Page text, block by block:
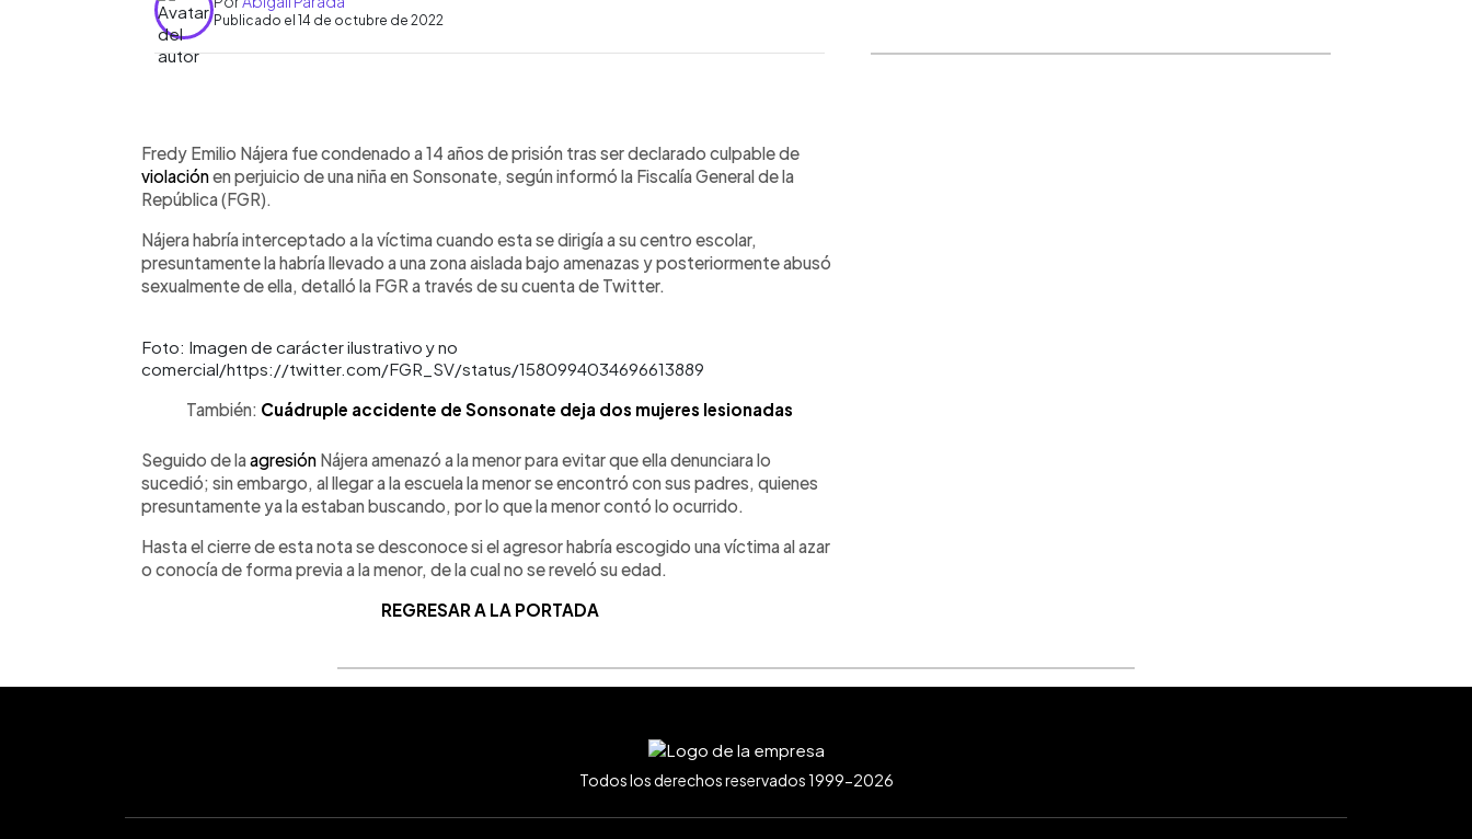
Publicado el 14 de octubre de 2022
► Escuchar artículo
Fredy Emilio Nájera fue condenado a 14 años de prisión tras ser declarado culpable de
violaciónen perjuicio de una niña en Sonsonate, según informó la Fiscalía General de la
República (FGR).
Nájera habría interceptado a la víctima cuando esta se dirigía a su centro escolar,
presuntamente la habría llevado a una zona aislada bajo amenazas y posteriormente abusó
sexualmente de ella, detalló la FGR a través de su cuenta de Twitter.
Foto: Imagen de carácter ilustrativo y no
comercial/https://twitter.com/FGR_SV/status/1580994034696613889
También: Cuádruple accidente de Sonsonate deja dos mujeres lesionadas
Seguido de laagresión Nájera amenazó a la menor para evitar que ella denunciara lo
sucedió; sin embargo, al llegar a la escuela la menor se encontró con sus padres, quienes
presuntamente ya la estaban buscando, por lo que la menor contó lo ocurrido.
Hasta el cierre de esta nota se desconoce si el agresor habría escogido una víctima al azar
o conocía de forma previa a la menor, de la cual no se reveló su edad.
REGRESAR A LA PORTADA
Todos los derechos reservados 1999-2026